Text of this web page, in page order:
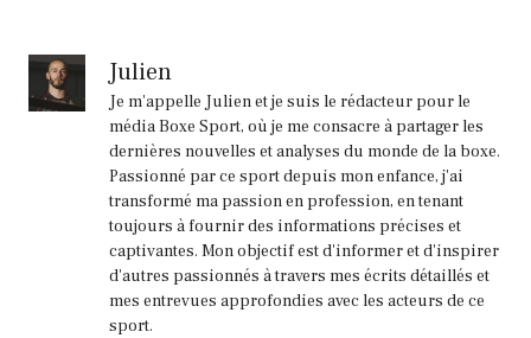
Julien
Je m'appelle Julien et je suis le rédacteur pour le
média Boxe Sport, où je me consacre à partager les
dernières nouvelles et analyses du monde de la boxe.
Passionné par ce sport depuis mon enfance, j'ai
transformé ma passion en profession, en tenant
toujours à fournir des informations précises et
captivantes. Mon objectif est d'informer et d'inspirer
d'autres passionnés à travers mes écrits détaillés et
mes entrevues approfondies avec les acteurs de ce
sport.